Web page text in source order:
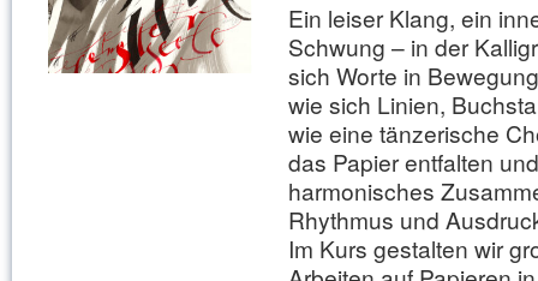
Ein leiser Klang, ein
Schwung – in der
sich Worte in
wie sich Linien,
wie eine tänzerische
das Papier entfalten
harmonisches
Rhythmus und
Im Kurs gestalten wir